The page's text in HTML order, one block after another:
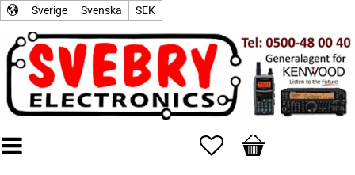
Sverige Svenska SEK
Favoriter
Kundvagn